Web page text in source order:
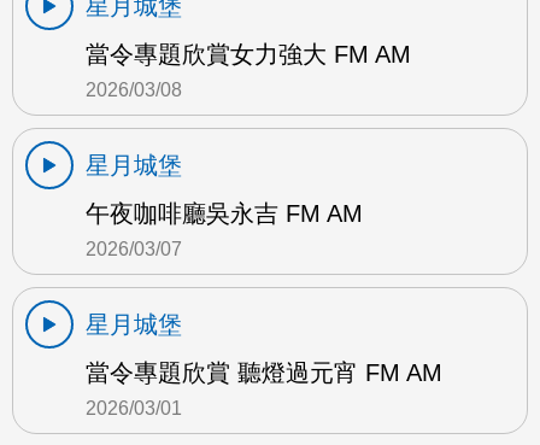
星月城堡
當令專題欣賞女力強大 FM AM
2026/03/08
星月城堡
午夜咖啡廳吳永吉 FM AM
2026/03/07
星月城堡
當令專題欣賞 聽燈過元宵 FM AM
2026/03/01